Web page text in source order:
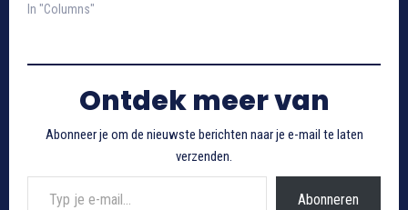
In "Columns"
Ontdek meer van
Abonneer je om de nieuwste berichten naar je e-mail te laten
verzenden.
Typ je e-mail...
Abonneren